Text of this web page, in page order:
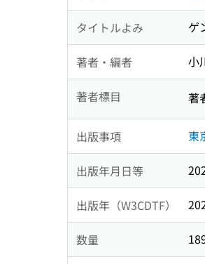
タイトルよみ ゲ
著者・編者 小
著者標目 著
出版事項 東
出版年月日等
出版年（W3CDTF）
数量